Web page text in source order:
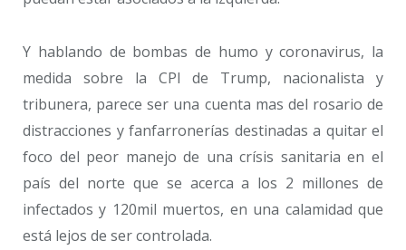
Y hablando de bombas de humo y coronavirus, la
medida sobre la CPI de Trump, nacionalista y
tribunera, parece ser una cuenta mas del rosario de
distracciones y fanfarronerías destinadas a quitar el
foco del peor manejo de una crísis sanitaria en el
país del norte que se acerca a los 2 millones de
infectados y 120mil muertos, en una calamidad que
está lejos de ser controlada.